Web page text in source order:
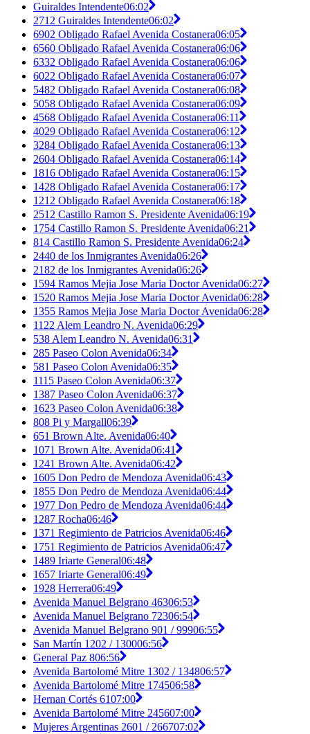
Guiraldes Intendente06:02
2712 Guiraldes Intendente06:02
6902 Obligado Rafael Avenida Costanera06:05
6560 Obligado Rafael Avenida Costanera06:06
6332 Obligado Rafael Avenida Costanera06:06
6022 Obligado Rafael Avenida Costanera06:07
5482 Obligado Rafael Avenida Costanera06:08
5058 Obligado Rafael Avenida Costanera06:09
4568 Obligado Rafael Avenida Costanera06:11
4029 Obligado Rafael Avenida Costanera06:12
3284 Obligado Rafael Avenida Costanera06:13
2604 Obligado Rafael Avenida Costanera06:14
1816 Obligado Rafael Avenida Costanera06:15
1428 Obligado Rafael Avenida Costanera06:17
1212 Obligado Rafael Avenida Costanera06:18
2512 Castillo Ramon S. Presidente Avenida06:19
1754 Castillo Ramon S. Presidente Avenida06:21
814 Castillo Ramon S. Presidente Avenida06:24
2440 de los Inmigrantes Avenida06:26
2182 de los Inmigrantes Avenida06:26
1594 Ramos Mejia Jose Maria Doctor Avenida06:27
1520 Ramos Mejia Jose Maria Doctor Avenida06:28
1355 Ramos Mejia Jose Maria Doctor Avenida06:28
1122 Alem Leandro N. Avenida06:29
538 Alem Leandro N. Avenida06:31
285 Paseo Colon Avenida06:34
581 Paseo Colon Avenida06:35
1115 Paseo Colon Avenida06:37
1387 Paseo Colon Avenida06:37
1623 Paseo Colon Avenida06:38
808 Pi y Margall06:39
651 Brown Alte. Avenida06:40
1071 Brown Alte. Avenida06:41
1241 Brown Alte. Avenida06:42
1605 Don Pedro de Mendoza Avenida06:43
1855 Don Pedro de Mendoza Avenida06:44
1977 Don Pedro de Mendoza Avenida06:44
1287 Rocha06:46
1371 Regimiento de Patricios Avenida06:46
1751 Regimiento de Patricios Avenida06:47
1489 Iriarte General06:48
1657 Iriarte General06:49
1928 Herrera06:49
Avenida Manuel Belgrano 46306:53
Avenida Manuel Belgrano 72306:54
Avenida Manuel Belgrano 901 / 99906:55
San Martín 1202 / 130006:56
General Paz 806:56
Avenida Bartolomé Mitre 1302 / 134806:57
Avenida Bartolomé Mitre 174506:58
Hernan Cortés 6107:00
Avenida Bartolomé Mitre 245607:00
Mujeres Argentinas 2601 / 266707:02